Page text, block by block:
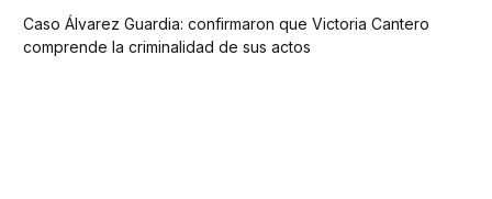
Caso Álvarez Guardia: confirmaron que Victoria Cantero
comprende la criminalidad de sus actos